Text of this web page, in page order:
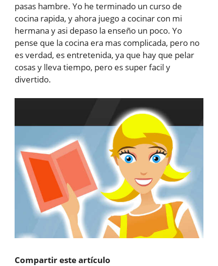
pasas hambre. Yo he terminado un curso de
cocina rapida, y ahora juego a cocinar con mi
hermana y asi depaso la enseño un poco. Yo
pense que la cocina era mas complicada, pero no
es verdad, es entretenida, ya que hay que pelar
cosas y lleva tiempo, pero es super facil y
divertido.
Compartir este artículo